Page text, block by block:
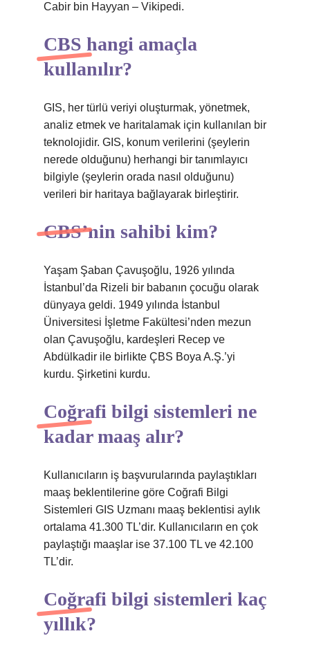
Cabir bin Hayyan – Vikipedi.
CBS hangi amaçla
kullanılır?
GIS, her türlü veriyi oluşturmak, yönetmek,
analiz etmek ve haritalamak için kullanılan bir
teknolojidir. GIS, konum verilerini (şeylerin
nerede olduğunu) herhangi bir tanımlayıcı
bilgiyle (şeylerin orada nasıl olduğunu)
verileri bir haritaya bağlayarak birleştirir.
CBS’nin sahibi kim?
Yaşam Şaban Çavuşoğlu, 1926 yılında
İstanbul’da Rizeli bir babanın çocuğu olarak
dünyaya geldi. 1949 yılında İstanbul
Üniversitesi İşletme Fakültesi’nden mezun
olan Çavuşoğlu, kardeşleri Recep ve
Abdülkadir ile birlikte ÇBS Boya A.Ş.’yi
kurdu. Şirketini kurdu.
Coğrafi bilgi sistemleri ne
kadar maaş alır?
Kullanıcıların iş başvurularında paylaştıkları
maaş beklentilerine göre Coğrafi Bilgi
Sistemleri GIS Uzmanı maaş beklentisi aylık
ortalama 41.300 TL’dir. Kullanıcıların en çok
paylaştığı maaşlar ise 37.100 TL ve 42.100
TL’dir.
Coğrafi bilgi sistemleri kaç
yıllık?